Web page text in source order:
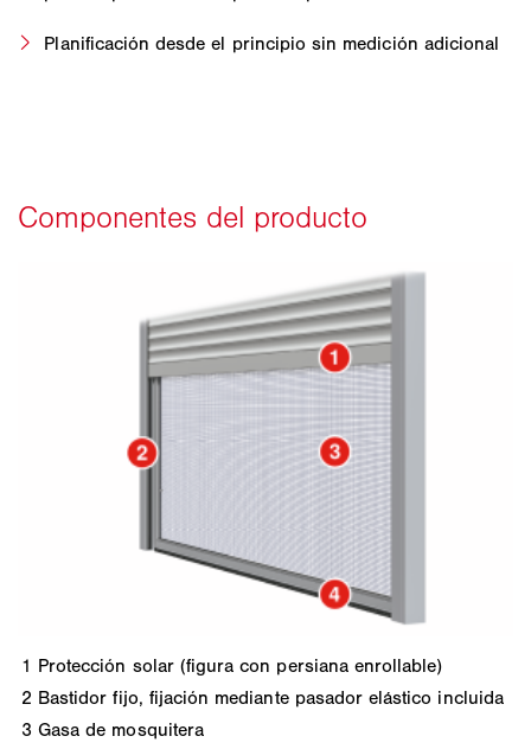
Planificación desde el principio sin medición adicional
1 Protección solar (figura con persiana enrollable)
2 Bastidor fijo, fijación mediante pasador elástico incluida
3 Gasa de mosquitera